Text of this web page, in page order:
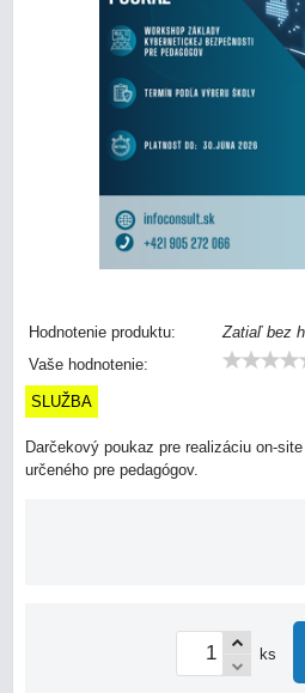
Hodnotenie produktu:
Zatiaľ bez
Vaše hodnotenie:
SLUŽBA
Darčekový poukaz pre realizáciu on-
určeného pre pedagógov.
ks